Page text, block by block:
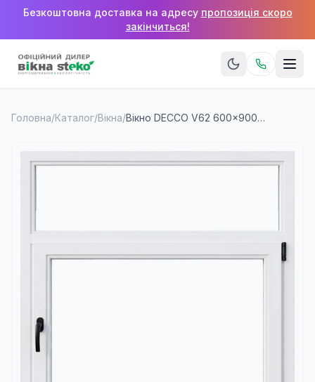
Безкоштовна доставка на адресу пропозиція скоро
закінчиться!
Головна/Каталог/Вікна/ Вікно DECCO V62 600×900 мм (1 стулка + верхня фрамуга)